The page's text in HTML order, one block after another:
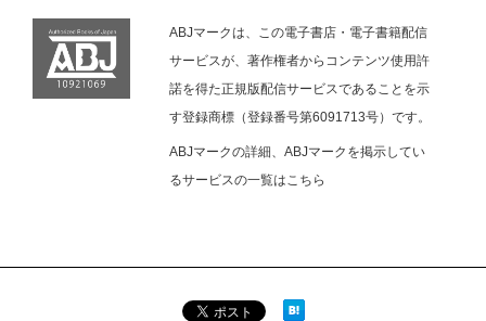
ABJマークは、この電子書店・電子書籍配信
サービスが、著作権者からコンテンツ使用許
諾を得た正規版配信サービスであることを示
す登録商標（登録番号第6091713号）です。
ABJマークの詳細、ABJマークを掲示してい
るサービスの一覧はこちら